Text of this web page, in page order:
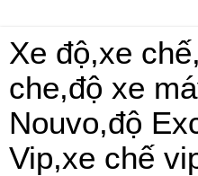
Xe độ,xe
che,độ xe
Nouvo,độ
Vip,xe chế